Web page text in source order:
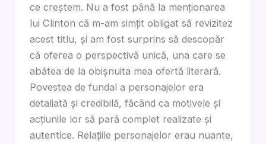
ce creștem. Nu a fost până la menționarea
lui Clinton că m-am simțit obligat să revizitez
acest titlu, și am fost surprins să descopăr
că oferea o perspectivă unică, una care se
abătea de la obișnuita mea ofertă literară.
Povestea de fundal a personajelor era
detaliată și credibilă, făcând ca motivele și
acțiunile lor să pară complet realizate și
autentice. Relațiile personajelor erau nuante,